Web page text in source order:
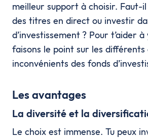
meilleur support à choisir. Faut-
des titres en direct ou investir
d’investissement ? Pour t’aider
faisons le point sur les
inconvénients des fonds
Les avantages
La diversité et la
Le choix est immense. Tu peux